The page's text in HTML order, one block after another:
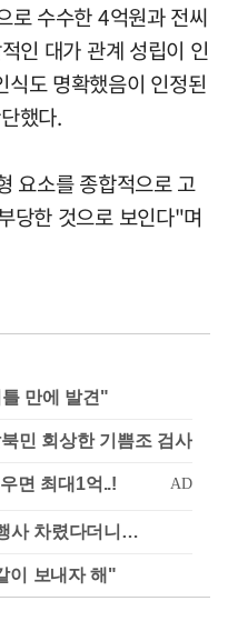
로 수수한 4억원과 전씨
인 대가 관계 성립이 인
식도 명확했음이 인정된
했다.
요소를 종합적으로 고
당한 것으로 보인다"며
만에 발견"
민 회상한 기쁨조 검사
사 차렸다더니…
이 보내자 해"